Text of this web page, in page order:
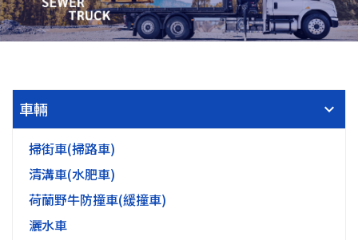
車輛
掃街車(掃路車)
清溝車(水肥車)
荷蘭野牛防撞車(緩撞車)
灑水車